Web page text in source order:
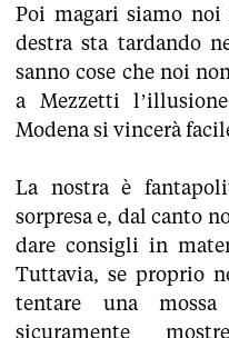
Poi magari siamo
destra sta tardando
sanno cose che noi
a Mezzetti
Modena si vincerà
La nostra è
sorpresa e, dal canto
dare consigli in
Tuttavia, se proprio
tentare una
sicuramente